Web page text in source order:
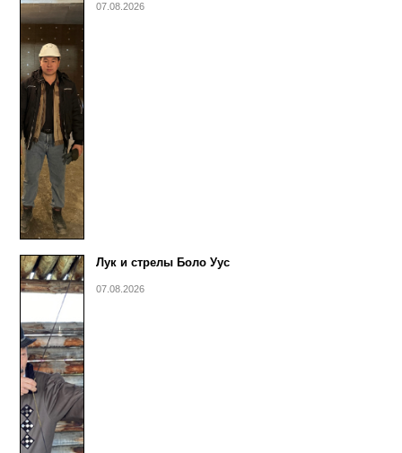
07.08.2026
Лук и стрелы Боло Уус
07.08.2026